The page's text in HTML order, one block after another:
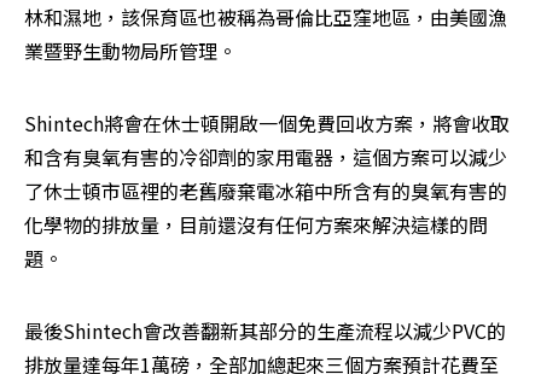
林和濕地，該保育區也被稱為哥倫比亞窪地區，由美國漁
業暨野生動物局所管理。
Shintech將會在休士頓開啟一個免費回收方案，將會收取
和含有臭氧有害的冷卻劑的家用電器，這個方案可以減少
了休士頓市區裡的老舊廢棄電冰箱中所含有的臭氧有害的
化學物的排放量，目前還沒有任何方案來解決這樣的問
題。
最後Shintech會改善翻新其部分的生產流程以減少PVC的
排放量達每年1萬磅，全部加總起來三個方案預計花費至